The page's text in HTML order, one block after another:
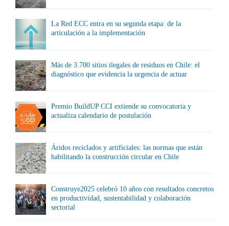
La Red ECC entra en su segunda etapa: de la
articulación a la implementación
Más de 3.700 sitios ilegales de residuos en Chile: el
diagnóstico que evidencia la urgencia de actuar
Premio BuildUP CCI extiende su convocatoria y
actualiza calendario de postulación
Áridos reciclados y artificiales: las normas que están
habilitando la construcción circular en Chile
Construye2025 celebró 10 años con resultados concretos
en productividad, sustentabilidad y colaboración
sectorial